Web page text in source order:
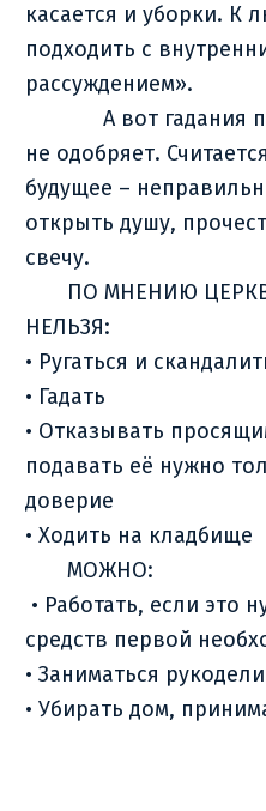
касается и уборки. К
подходить с
рассуждением».
А вот гадания
не одобряет.
будущее –
открыть душу,
свечу.
ПО МНЕНИЮ
НЕЛЬЗЯ:
• Ругаться и
• Гадать
• Отказывать
подавать её нужно
доверие
• Ходить на кладбище
МОЖНО:
• Работать, если это
средств первой
• Заниматься
• Убирать дом,